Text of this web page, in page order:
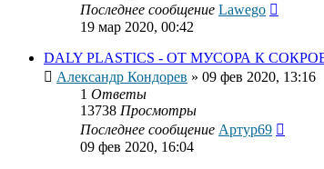
Последнее сообщение Lawego
19 мар 2020, 00:42
DALY PLASTICS - ОТ МУСОРА К
Александр Кондорев » 09 фев 2020, 13:16
1 Ответы
13738 Просмотры
Последнее сообщение Артур69
09 фев 2020, 16:04